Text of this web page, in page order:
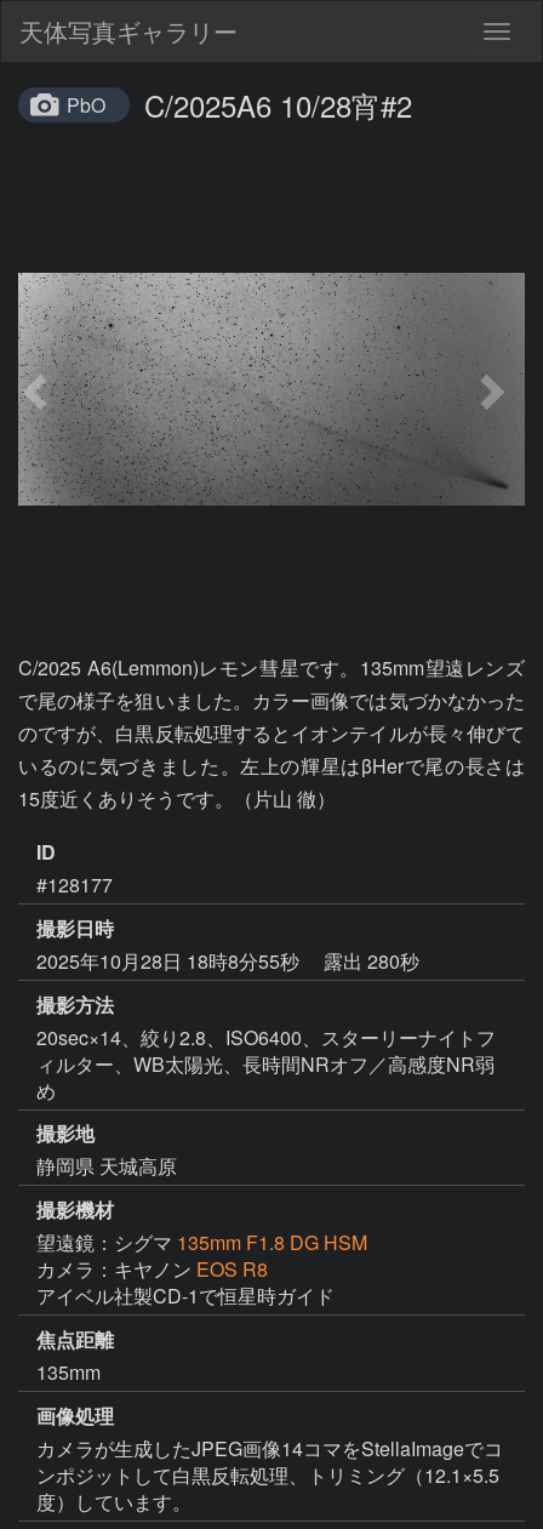
天体写真ギャラリー
PbO C/2025A6 10/28宵#2
C/2025 A6(Lemmon)レモン彗星です。135mm望遠レンズ
で尾の様子を狙いました。カラー画像では気づかなかった
のですが、白黒反転処理するとイオンテイルが長々伸びて
いるのに気づきました。左上の輝星はβHerで尾の長さは
15度近くありそうです。（片山 徹）
ID
#128177
撮影日時
2025年10月28日 18時8分55秒
露出 280秒
撮影方法
20sec×14、絞り2.8、ISO6400、スターリーナイトフ
ィルター、WB太陽光、長時間NRオフ／高感度NR弱
め
撮影地
静岡県 天城高原
撮影機材
望遠鏡：シグマ 135mm F1.8 DG HSM
カメラ：キヤノン EOS R8
アイベル社製CD-1で恒星時ガイド
焦点距離
135mm
画像処理
カメラが生成したJPEG画像14コマをStellaImageでコ
ンポジットして白黒反転処理、トリミング（12.1×5.5
度）しています。